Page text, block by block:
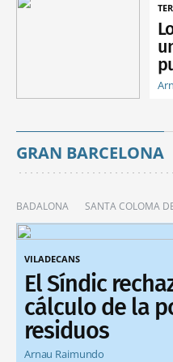
GRAN BARCELONA
BADALONA SANTA COLOMA
VILADECANS
El Síndic
cálculo de la
residuos
Arnau Raimundo